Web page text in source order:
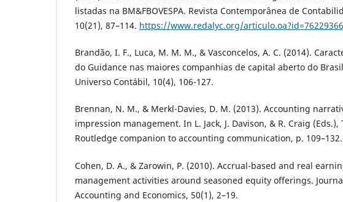
listadas na BM&FBOVESPA. Revista Contemporânea de
10(21), 87–114. https://www.redalyc.org/
Brandão, I. F., Luca, M. M. M., & Vasconcelos, A. C. (2014).
do Guidance nas maiores companhias de capital aberto do
Universo Contábil, 10(4), 106-127.
Brennan, N. M., & Merkl-Davies, D. M. (2013). Accounting
impression management. In L. Jack, J. Davison, & R. Craig (Eds.),
Routledge companion to accounting communication, p. 109–132.
Cohen, D. A., & Zarowin, P. (2010). Accrual-based and real
management activities around seasoned equity offerings.
Accounting and Economics, 50(1), 2–19.